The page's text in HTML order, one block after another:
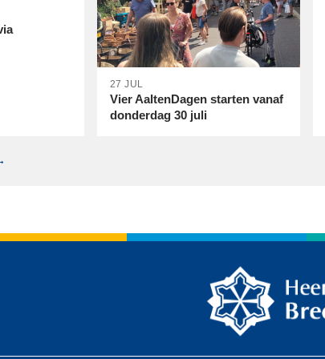
27 JUL
Vier AaltenDagen starten vanaf
donderdag 30 juli